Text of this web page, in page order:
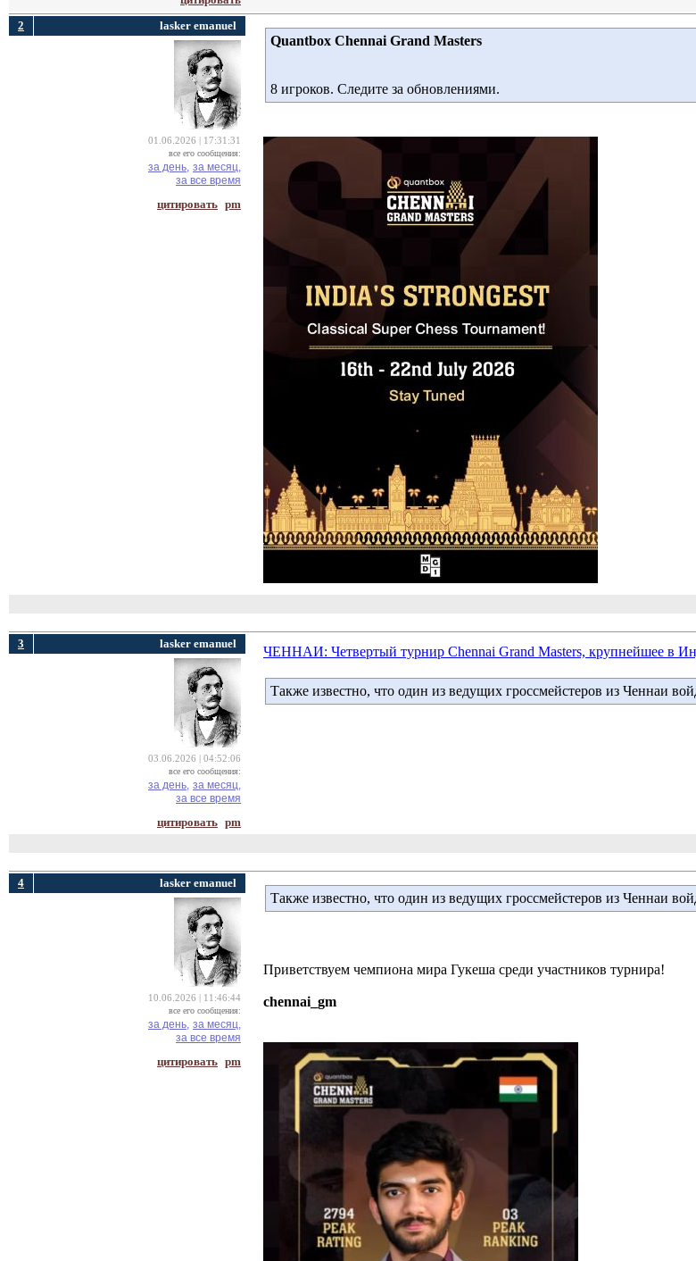
2 lasker emanuel
01.06.2026 | 17:31:31
все его сообщения:
за день, за месяц,
за все время
цитировать pm
Quantbox Chennai Grand Masters
8 игроков. Следите за обновлениями.
3 lasker emanuel
03.06.2026 | 04:52:06
все его сообщения:
за день, за месяц,
за все время
цитировать pm
ЧЕННАИ: Четвертый турнир Chennai Grand Masters, крупнейшее в
Также известно, что один из ведущих гроссмейстеров из Ченнаи
4 lasker emanuel
10.06.2026 | 11:46:44
все его сообщения:
за день, за месяц,
за все время
цитировать pm
Также известно, что один из ведущих гроссмейстеров из Ченнаи
Приветствуем чемпиона мира Гукеша среди участников турнира!
chennai_gm